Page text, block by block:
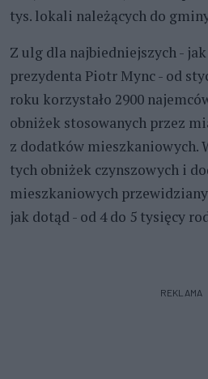
tys. lokali należących do
Z ulg dla najbiedniejszych - jak
prezydenta Piotr Mync - od
roku korzystało 2900
obniżek stosowanych przez
z dodatków mieszkaniowych.
tych obniżek czynszowych i
mieszkaniowych
jak dotąd - od 4 do 5 tysięcy
REKLAMA